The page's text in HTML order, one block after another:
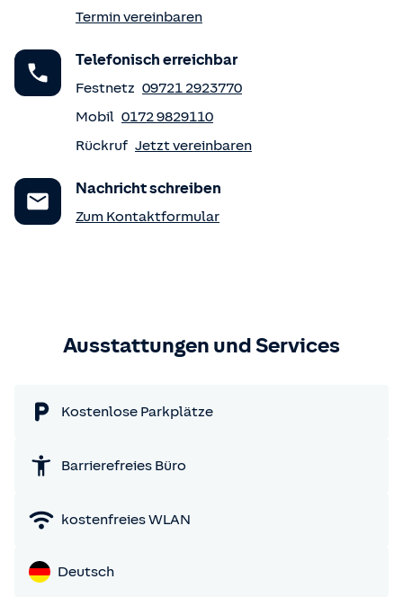
Termin vereinbaren
Telefonisch erreichbar
Festnetz 09721 2923770
Mobil 0172 9829110
Rückruf Jetzt vereinbaren
Nachricht schreiben
Zum Kontaktformular
Ausstattungen und Services
Kostenlose Parkplätze
Barrierefreies Büro
kostenfreies WLAN
Deutsch